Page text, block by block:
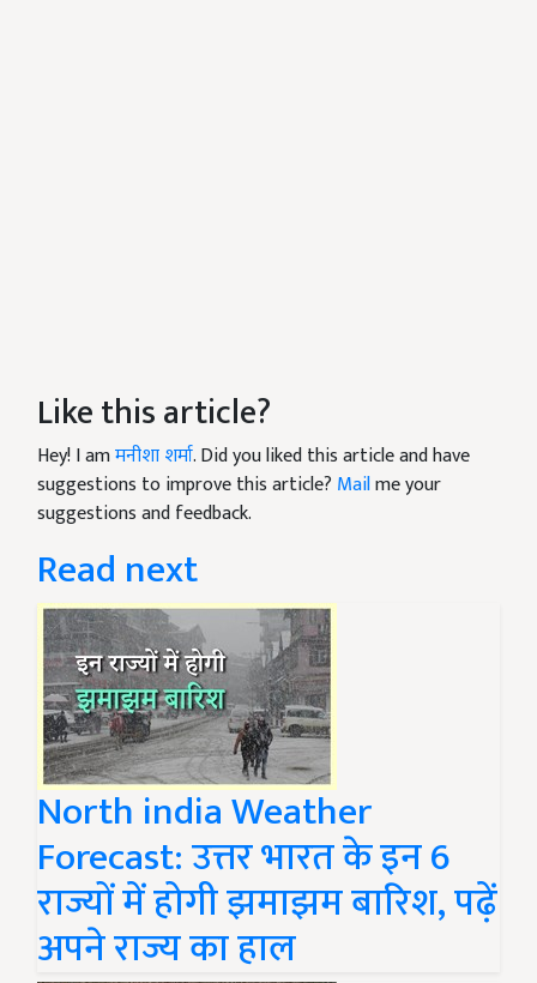
Like this article?
Hey! I amमनीशा शर्मा. Did you liked this article and have
suggestions to improve this article? Mailme your
suggestions and feedback.
Read next
North india Weather
Forecast: उत्तर भारत के इन 6
राज्यों में होगी झमाझम बारिश, पढ़ें
अपने राज्य का हाल